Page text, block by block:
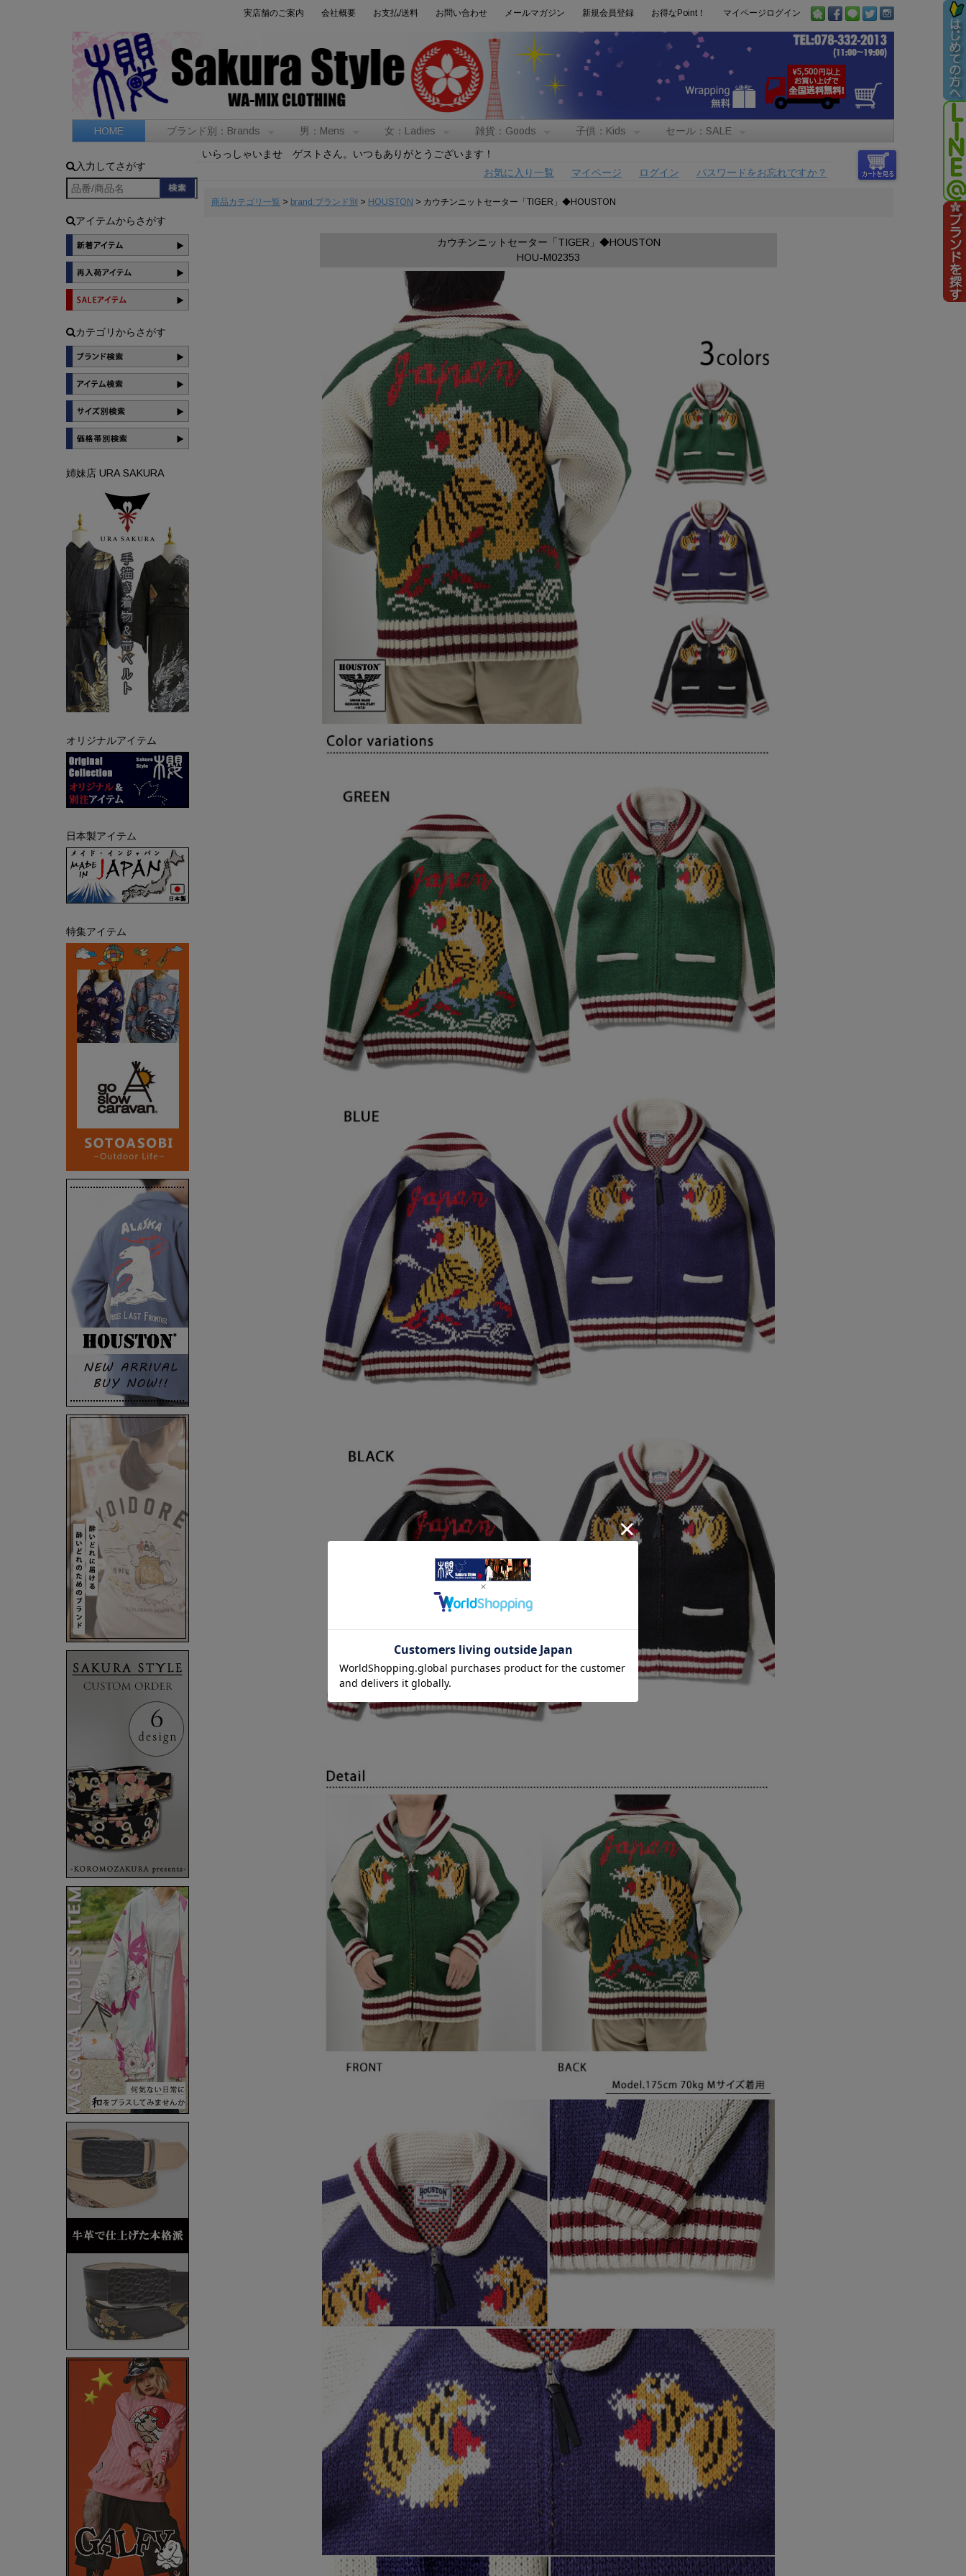
実店舗のご案内 会社概要 お支払/送料 お問い合わせ メールマガジン 新規会員登録 お得なPoint！ マイページログイン
HOME ブランド別：Brands 男：Mens 女：Ladies 雑貨：Goods 子供：Kids セール：SALE
入力してさがす
アイテムからさがす
カテゴリからさがす
姉妹店 URA SAKURA
オリジナルアイテム
日本製アイテム
特集アイテム
いらっしゃいませ ゲストさん。いつもありがとうございます！
お気に入り一覧
マイページ ログイン パスワードをお忘れですか？
商品カテゴリ一覧 > brand:ブランド別 > HOUSTON > カウチンニットセーター「TIGER」◆HOUSTON
カウチンニットセーター「TIGER」◆HOUSTON
HOU-M02353